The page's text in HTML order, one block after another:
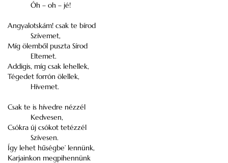
Óh – oh – jé!
Angyalotskám! csak te bírod
Szívemet,
Míg ölemből puszta Sírod
Eltemet.
Addigis, míg csak lehellek,
Tégedet forrón ölellek,
Hívemet.
Csak te is hívedre nézzél
Kedvesen,
Csókra új csókot tetézzél
Szívesen.
Így lehet hűségbe’ lennünk,
Karjainkon megpihennünk